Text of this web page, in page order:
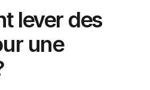
lever des
une